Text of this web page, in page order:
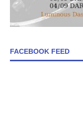
FACEBOOK FEED